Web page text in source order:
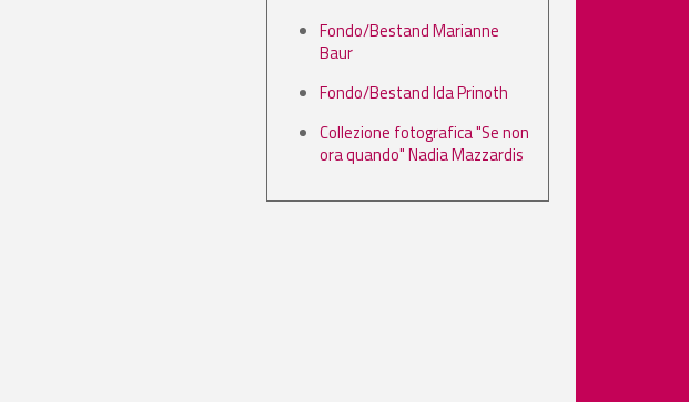
Fondo/Bestand Marianne
Baur
Fondo/Bestand Ida Prinoth
Collezione fotografica "Se non
ora quando" Nadia Mazzardis